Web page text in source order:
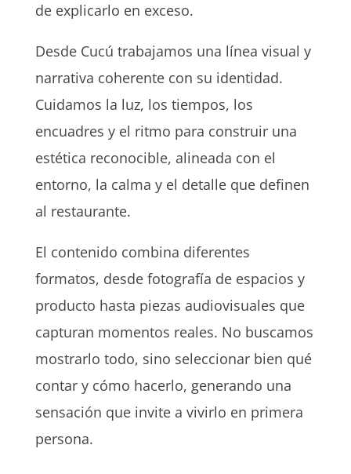
de explicarlo en exceso.
Desde Cucú trabajamos una línea visual y
narrativa coherente con su identidad.
Cuidamos la luz, los tiempos, los
encuadres y el ritmo para construir una
estética reconocible, alineada con el
entorno, la calma y el detalle que definen
al restaurante.
El contenido combina diferentes
formatos, desde fotografía de espacios y
producto hasta piezas audiovisuales que
capturan momentos reales. No buscamos
mostrarlo todo, sino seleccionar bien qué
contar y cómo hacerlo, generando una
sensación que invite a vivirlo en primera
persona.